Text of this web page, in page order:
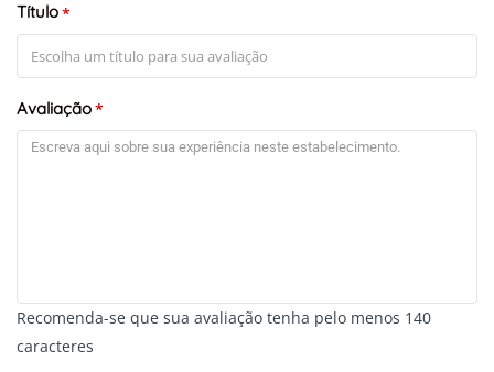
Título*
Avaliação*
Recomenda-se que sua avaliação tenha pelo menos 140
caracteres